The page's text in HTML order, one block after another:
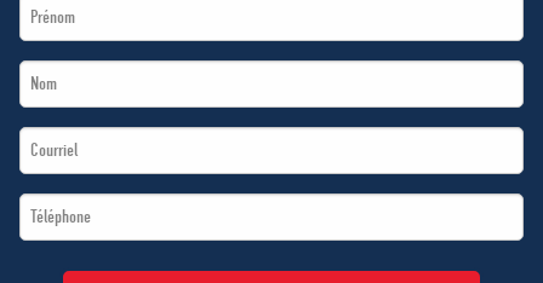
First
Name
Last
Name
Email
*
Téléphone
*